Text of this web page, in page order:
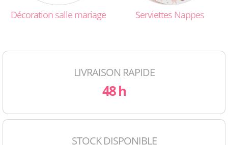
Décoration salle mariage Serviettes Nappes
LIVRAISON RAPIDE
48 h
STOCK DISPONIBLE